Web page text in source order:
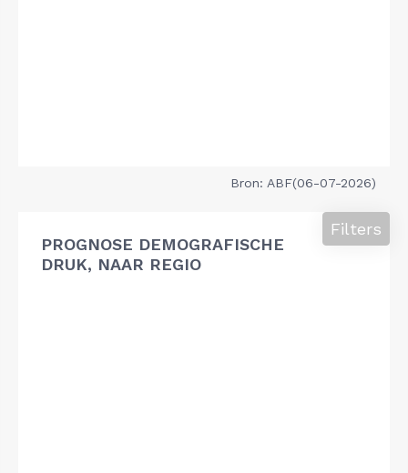
Bron: ABF(06-07-2026)
PROGNOSE DEMOGRAFISCHE
DRUK, NAAR REGIO
Filters